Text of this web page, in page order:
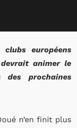
européens
animer le
des prochaines
n’en finit plus